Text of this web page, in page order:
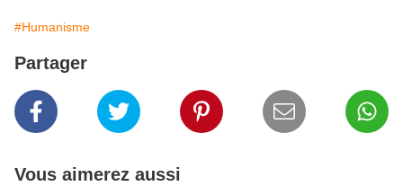
#Humanisme
Partager
Vous aimerez aussi